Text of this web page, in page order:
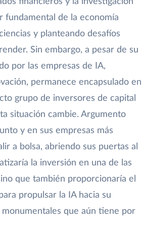
fundamental de la economía
y planteando desafíos
Sin embargo, a pesar de su
por las empresas de IA,
permanece encapsulado en
grupo de inversores de capital
situación cambie. Argumento
y en sus empresas más
a bolsa, abriendo sus puertas al
la inversión en una de las
que también proporcionaría el
propulsar la IA hacia su
que aún tiene por